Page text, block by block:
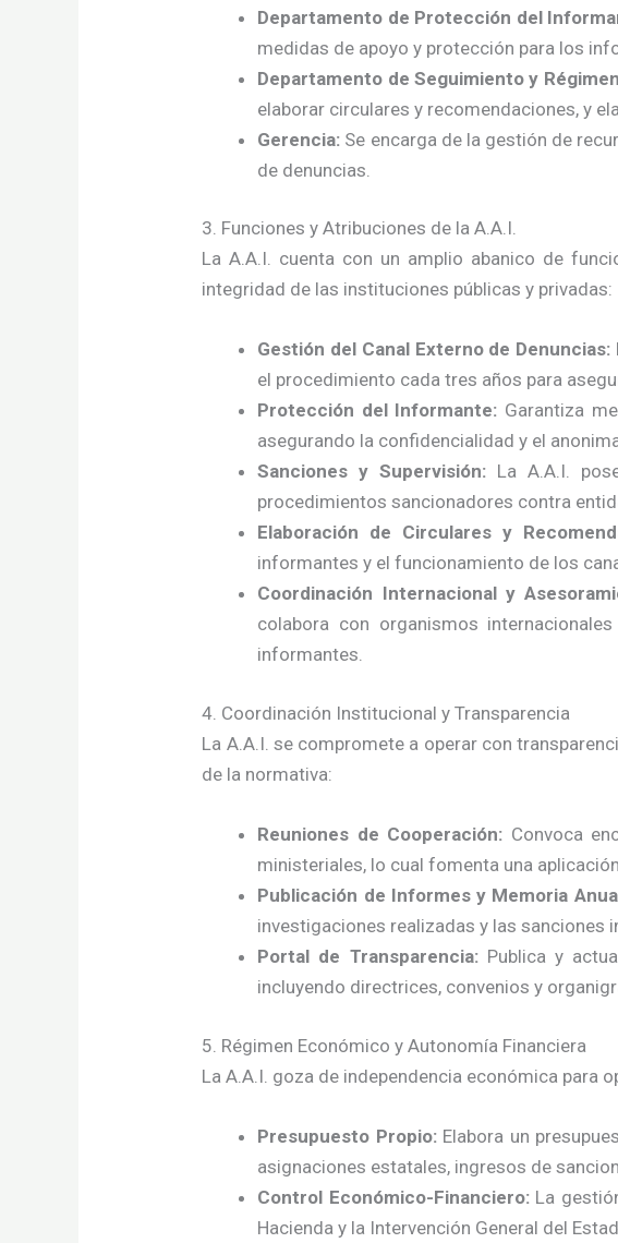
Departamento de Protección del
medidas de apoyo y protección para los
Departamento de Seguimiento y
elaborar circulares y recomendaciones, y
Gerencia: Se encarga de la gestión de
de denuncias.
3. Funciones y Atribuciones de la A.A.I.
La A.A.I. cuenta con un amplio abanico de
integridad de las instituciones públicas y privadas:
Gestión del Canal Externo de Denuncias:
el procedimiento cada tres años para
Protección del Informante: Garantiza
asegurando la confidencialidad y el
Sanciones y Supervisión: La A.A.I.
procedimientos sancionadores contra
Elaboración de Circulares y
informantes y el funcionamiento de los
Coordinación Internacional y
colabora con organismos
informantes.
4. Coordinación Institucional y Transparencia
La A.A.I. se compromete a operar con
de la normativa:
Reuniones de Cooperación: Convoca
ministeriales, lo cual fomenta una
Publicación de Informes y Memoria
investigaciones realizadas y las
Portal de Transparencia:Publica y
incluyendo directrices, convenios y
5. Régimen Económico y Autonomía Financiera
La A.A.I. goza de independencia económica para
Presupuesto Propio:Elabora un
asignaciones estatales, ingresos de
Control Económico-Financiero:La
Hacienda y la Intervención General del